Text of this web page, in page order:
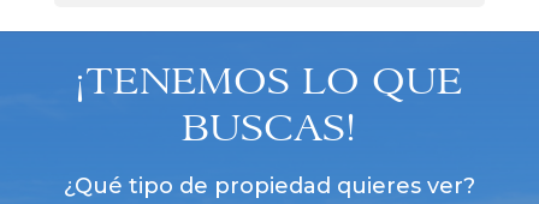
¡TENEMOS LO QUE
BUSCAS!
¿Qué tipo de propiedad quieres ver?